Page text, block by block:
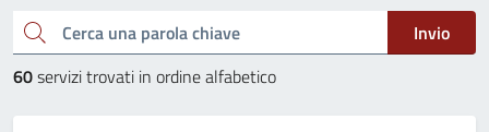
Cerca una parola chiave
Invio
60servizi trovati in ordine alfabetico